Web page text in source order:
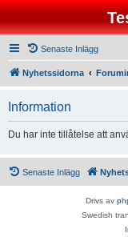
Senaste Inlägg
Nyhetssidorna
Information
Du har inte tillåtelse att
Senaste Inlägg
Drivs av
Swedish